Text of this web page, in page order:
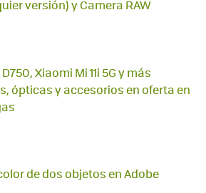
versión) y Camera RAW
Xiaomi Mi 11i 5G y más
ópticas y accesorios en oferta en
de dos objetos en Adobe